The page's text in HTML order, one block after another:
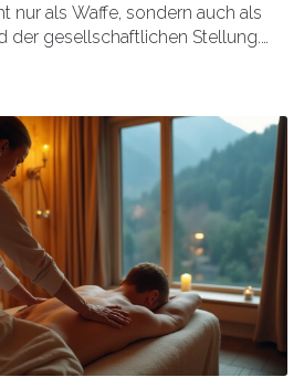
nur als Waffe, sondern auch als
der gesellschaftlichen Stellung.
auch der Gemeinschaft
Ausdrucks geworden ist.